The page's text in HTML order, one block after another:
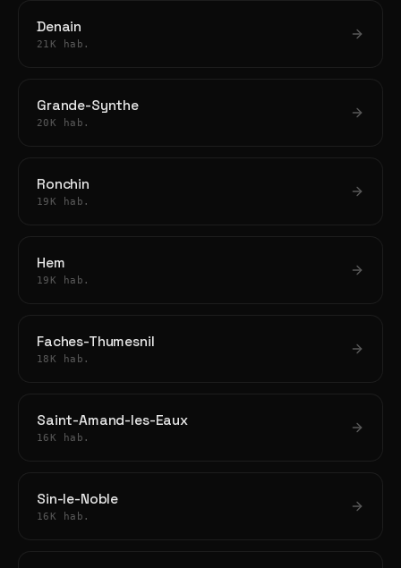
Denain
21K hab.
Grande-Synthe
20K hab.
Ronchin
19K hab.
Hem
19K hab.
Faches-Thumesnil
18K hab.
Saint-Amand-les-Eaux
16K hab.
Sin-le-Noble
16K hab.